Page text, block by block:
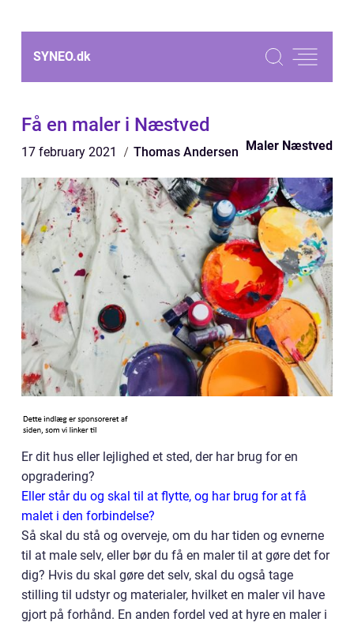
SYNEO.dk
Få en maler i Næstved
17 february 2021 Thomas Andersen Maler Næstved
Er dit hus eller lejlighed et sted, der har brug for en
opgradering?
Eller står du og skal til at flytte, og har brug for at få
malet i den forbindelse?
Så skal du stå og overveje, om du har tiden og evnerne
til at male selv, eller bør du få en maler til at gøre det for
dig? Hvis du skal gøre det selv, skal du også tage
stilling til udstyr og materialer, hvilket en maler vil have
gjort på forhånd. En anden fordel ved at hyre en maler i